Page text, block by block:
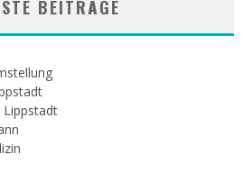
BEITRÄGE
Lippstadt